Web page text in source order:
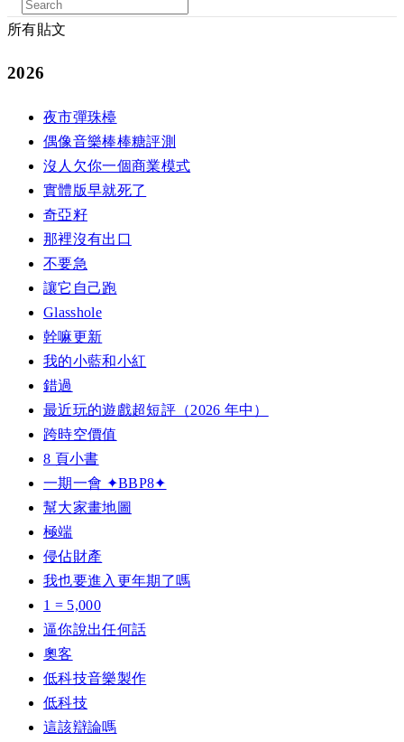
所有貼文
2026
夜市彈珠檯
偶像音樂棒棒糖評測
沒人欠你一個商業模式
實體版早就死了
奇亞籽
那裡沒有出口
不要急
讓它自己跑
Glasshole
幹嘛更新
我的小藍和小紅
錯過
最近玩的遊戲超短評（2026 年中）
跨時空價值
8 頁小書
一期一會 ✦BBP8✦
幫大家畫地圖
極端
侵佔財產
我也要進入更年期了嗎
1 = 5,000
逼你說出任何話
奧客
低科技音樂製作
低科技
這該辯論嗎